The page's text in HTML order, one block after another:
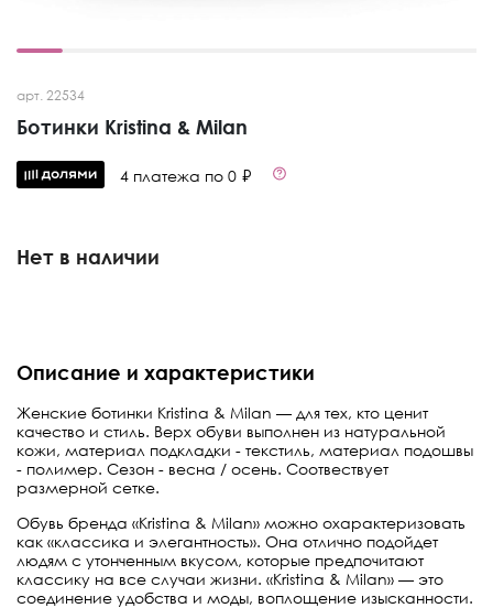
арт. 22534
Ботинки Kristina & Milan
4 платежа по 0 ₽
Нет в наличии
Описание и характеристики
Женские ботинки Kristina & Milan — для тех, кто ценит
качество и стиль. Верх обуви выполнен из натуральной
кожи, материал подкладки - текстиль, материал подошвы
- полимер. Сезон - весна / осень. Соотвествует
размерной сетке.
Обувь бренда «Kristina & Milan» можно охарактеризовать
как «классика и элегантность». Она отлично подойдет
людям с утонченным вкусом, которые предпочитают
классику на все случаи жизни. «Kristina & Milan» — это
соединение удобства и моды, воплощение изысканности.